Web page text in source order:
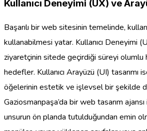
Kullanıcı Deneyimi (UX) ve
Başarılı bir web sitesinin temelinde,
kullanabilmesi yatar. Kullanıcı Deneyimi
ziyaretçinin sitede geçirdiği süreyi olumlu
hedefler. Kullanıcı Arayüzü (UI) tasarımı
öğelerinin estetik ve işlevsel bir şekilde
Gaziosmanpaşa’da bir web tasarım ajansı
unsurun ön planda tutulduğundan emin